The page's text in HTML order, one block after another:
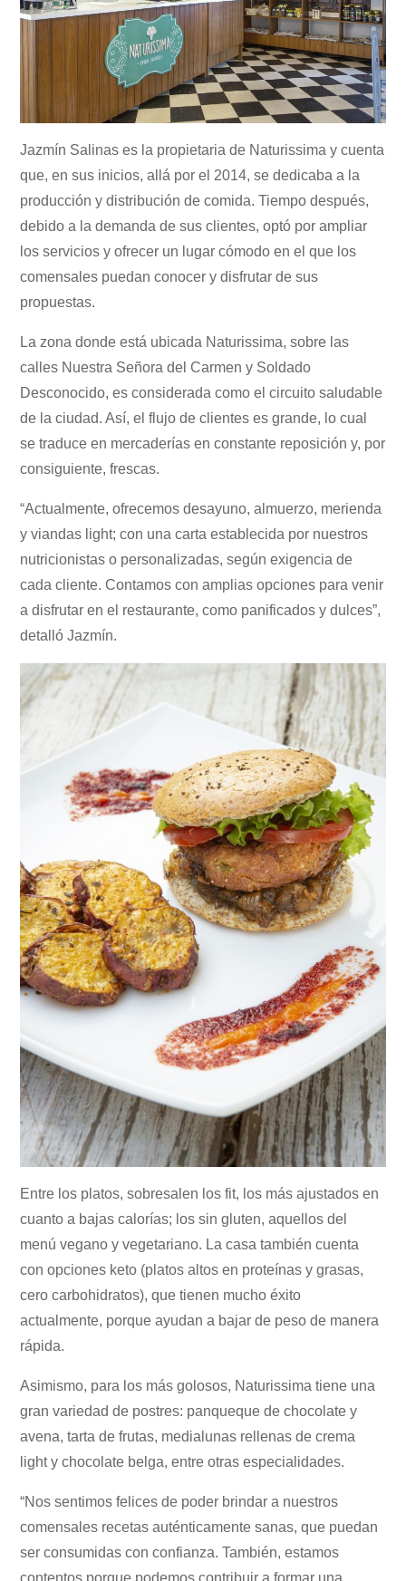
Jazmín Salinas es la propietaria de Naturissima y cuenta
que, en sus inicios, allá por el 2014, se dedicaba a la
producción y distribución de comida. Tiempo después,
debido a la demanda de sus clientes, optó por ampliar
los servicios y ofrecer un lugar cómodo en el que los
comensales puedan conocer y disfrutar de sus
propuestas.
La zona donde está ubicada Naturissima, sobre las
calles Nuestra Señora del Carmen y Soldado
Desconocido, es considerada como el circuito saludable
de la ciudad. Así, el flujo de clientes es grande, lo cual
se traduce en mercaderías en constante reposición y, por
consiguiente, frescas.
“Actualmente, ofrecemos desayuno, almuerzo, merienda
y viandas light; con una carta establecida por nuestros
nutricionistas o personalizadas, según exigencia de
cada cliente. Contamos con amplias opciones para venir
a disfrutar en el restaurante, como panificados y dulces”,
detalló Jazmín.
Entre los platos, sobresalen los fit, los más ajustados en
cuanto a bajas calorías; los sin gluten, aquellos del
menú vegano y vegetariano. La casa también cuenta
con opciones keto (platos altos en proteínas y grasas,
cero carbohidratos), que tienen mucho éxito
actualmente, porque ayudan a bajar de peso de manera
rápida.
Asimismo, para los más golosos, Naturissima tiene una
gran variedad de postres: panqueque de chocolate y
avena, tarta de frutas, medialunas rellenas de crema
light y chocolate belga, entre otras especialidades.
“Nos sentimos felices de poder brindar a nuestros
comensales recetas auténticamente sanas, que puedan
ser consumidas con confianza. También, estamos
contentos porque podemos contribuir a formar una